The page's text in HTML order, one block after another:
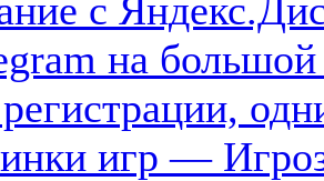
с
на
регистрации,
игр —